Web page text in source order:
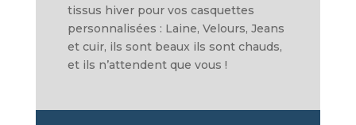
tissus hiver pour vos casquettes
personnalisées : Laine, Velours, Jeans
et cuir, ils sont beaux ils sont chauds,
et ils n’attendent que vous !